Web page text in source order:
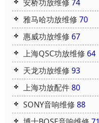
安桥功放维修 74
雅马哈功放维修 70
惠威功放维修 67
上海QSC功放维修 64
天龙功放维修 93
上海功放配件80
SONY音响维修 88